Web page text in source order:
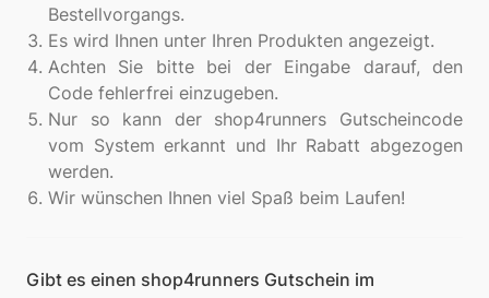
Bestellvorgangs.
Es wird Ihnen unter Ihren Produkten angezeigt.
Achten Sie bitte bei der Eingabe darauf, den
Code fehlerfrei einzugeben.
Nur so kann der shop4runners Gutscheincode
vom System erkannt und Ihr Rabatt abgezogen
werden.
Wir wünschen Ihnen viel Spaß beim Laufen!
Gibt es einen shop4runners Gutschein im